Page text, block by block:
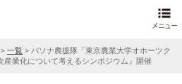
> 一覧 > パソナ農援隊「東京農業大学オホーツク
産業化について考えるシンポジウム』開催